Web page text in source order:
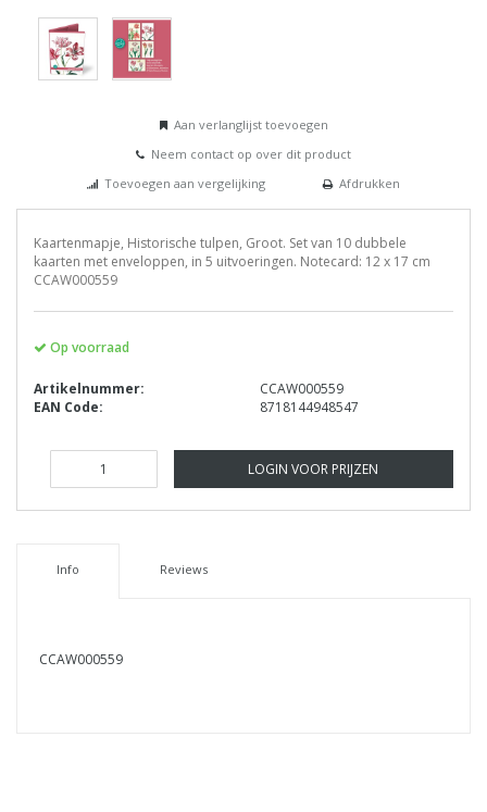
Aan verlanglijst toevoegen
Neem contact op over dit product
Toevoegen aan vergelijking
Afdrukken
Kaartenmapje, Historische tulpen, Groot. Set van 10 dubbele
kaarten met enveloppen, in 5 uitvoeringen. Notecard: 12 x 17 cm
CCAW000559
Op voorraad
Artikelnummer:
CCAW000559
EAN Code:
8718144948547
LOGIN VOOR PRIJZEN
Info Reviews
CCAW000559